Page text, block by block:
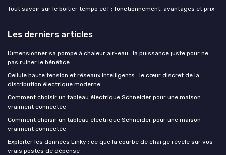
Tout savoir sur le boitier tempo edf : fonctionnement, avantages et prix
Les derniers articles
Dimensionner sa pompe à chaleur air-eau : la puissance juste pour ne
pas ruiner le bénéfice
Cellule haute tension et réseaux intelligents : le cœur discret de la
distribution électrique moderne
Comment choisir un tableau électrique Schneider pour une maison
vraiment connectée
Comment choisir un tableau électrique Schneider pour une maison
vraiment connectée
Exploiter les données Linky : ce que la courbe de charge révèle sur vos
vrais postes de dépense